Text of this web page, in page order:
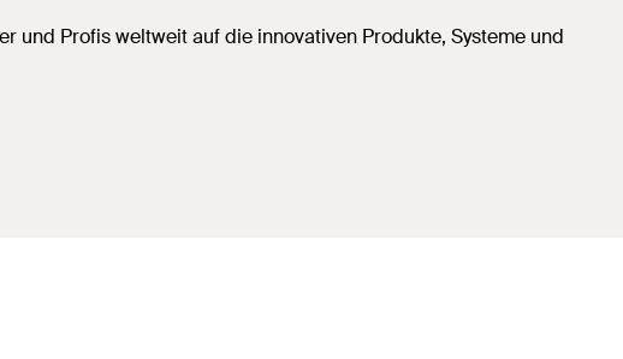
und Profis weltweit auf die innovativen Produkte, Systeme und